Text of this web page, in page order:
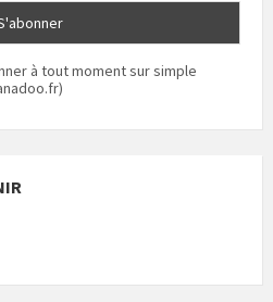
à tout moment sur simple